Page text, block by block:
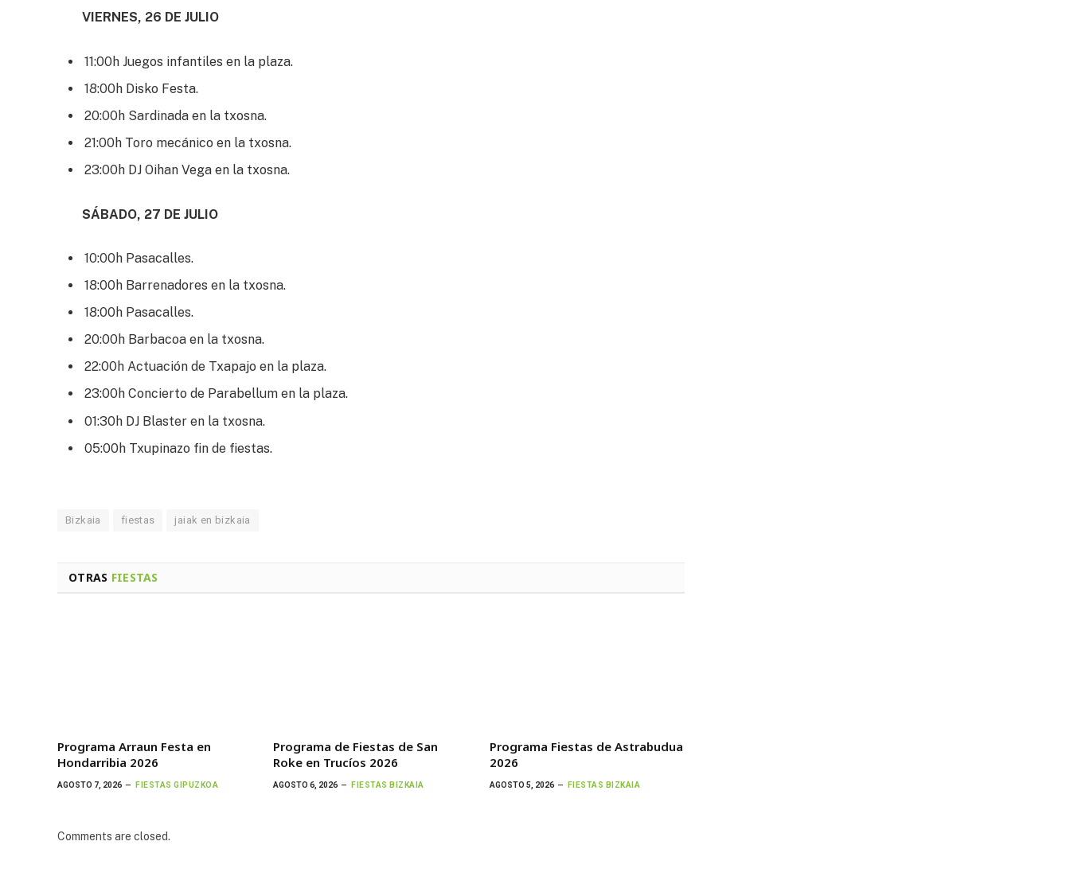
VIERNES, 26 DE JULIO
11:00h Juegos infantiles en la plaza.
18:00h Disko Festa.
20:00h Sardinada en la txosna.
21:00h Toro mecánico en la txosna.
23:00h DJ Oihan Vega en la txosna.
SÁBADO, 27 DE JULIO
10:00h Pasacalles.
18:00h Barrenadores en la txosna.
18:00h Pasacalles.
20:00h Barbacoa en la txosna.
22:00h Actuación de Txapajo en la plaza.
23:00h Concierto de Parabellum en la plaza.
01:30h DJ Blaster en la txosna.
05:00h Txupinazo fin de fiestas.
Bizkaia fiestas jaiak en bizkaia
OTRAS FIESTAS
Programa Arraun Festa en
Hondarribia 2026
AGOSTO 7, 2026 FIESTAS GIPUZKOA
Programa de Fiestas de San
Roke en Trucíos 2026
AGOSTO 6, 2026 FIESTAS BIZKAIA
Programa Fiestas de Astrabudua
2026
AGOSTO 5, 2026 FIESTAS BIZKAIA
Comments are closed.